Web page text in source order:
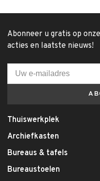
Abonneer u gratis op
acties en laatste nieuws!
Thuiswerkplek
Archiefkasten
Bureaus & tafels
Bureaustoelen